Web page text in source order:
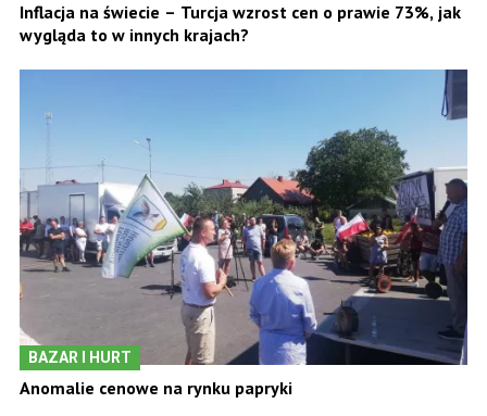
Inflacja na świecie – Turcja wzrost cen o prawie 73%, jak
wygląda to w innych krajach?
BAZAR I HURT
Anomalie cenowe na rynku papryki